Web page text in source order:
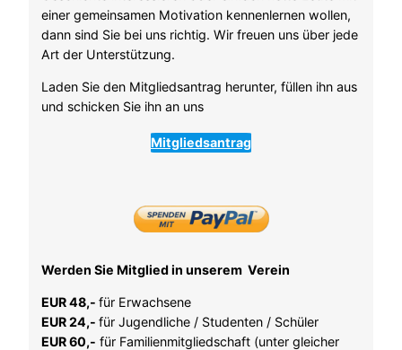
einer gemeinsamen Motivation kennenlernen wollen,
dann sind Sie bei uns richtig. Wir freuen uns über jede
Art der Unterstützung.
Laden Sie den Mitgliedsantrag herunter, füllen ihn aus
und schicken Sie ihn an uns
Mitgliedsantrag
Werden Sie Mitglied in unserem Verein
EUR 48,- für Erwachsene
EUR 24,- für Jugendliche / Studenten / Schüler
EUR 60,- für Familienmitgliedschaft (unter gleicher